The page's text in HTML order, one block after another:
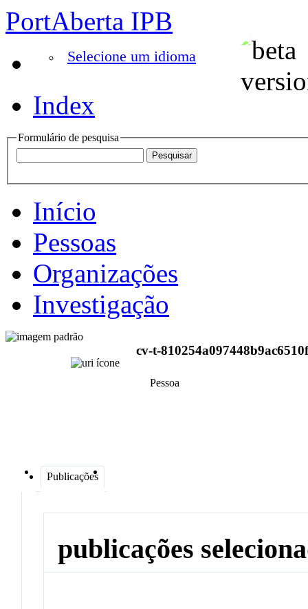
PortAberta IPB
Selecione um idioma
Index
Formulário de pesquisa
Início
Pessoas
Organizações
Investigação
cv-t-
Pessoa
Publicações
publicações